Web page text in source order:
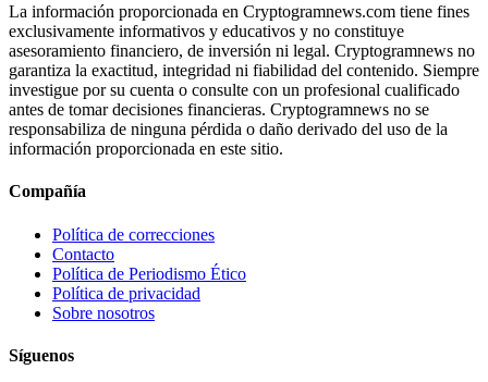
La información proporcionada en Cryptogramnews.com tiene fines
exclusivamente informativos y educativos y no constituye
asesoramiento financiero, de inversión ni legal. Cryptogramnews no
garantiza la exactitud, integridad ni fiabilidad del contenido. Siempre
investigue por su cuenta o consulte con un profesional cualificado
antes de tomar decisiones financieras. Cryptogramnews no se
responsabiliza de ninguna pérdida o daño derivado del uso de la
información proporcionada en este sitio.
Compañía
Política de correcciones
Contacto
Política de Periodismo Ético
Política de privacidad
Sobre nosotros
Síguenos